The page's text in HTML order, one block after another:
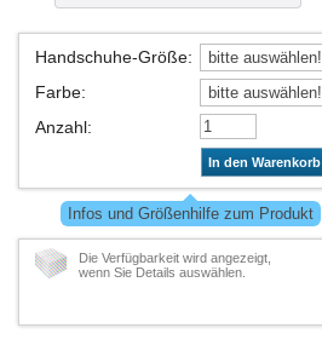
Handschuhe-Größe:
Farbe:
Anzahl:
In den Warenkorb
Infos und Größenhilfe zum Produkt
Die Verfügbarkeit wird angezeigt,
wenn Sie Details auswählen.